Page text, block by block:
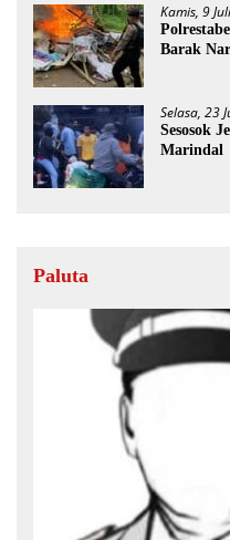
Kamis, 9
Barak
Selasa, 23
Sesosok
Marindal
Paluta